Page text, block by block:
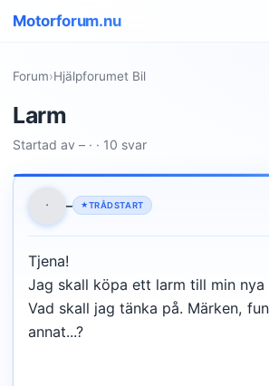
Motorforum.nu
Forum›Hjälpforumet Bil
Larm
Startad av – · · 10 svar
· – TRÅDSTART
Tjena!
Jag skall köpa ett larm till min nya
Vad skall jag tänka på. Märken,
annat...?